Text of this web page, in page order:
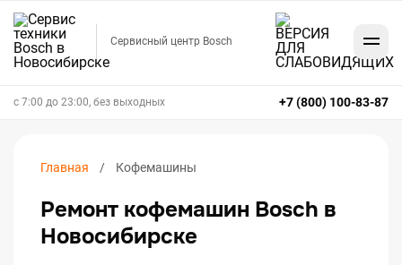
Сервисный центр Bosch
+7 (800) 100-83-87
с 7:00 до 23:00, без выходных
Главная Кофемашины
Ремонт кофемашин Bosch в
Новосибирске